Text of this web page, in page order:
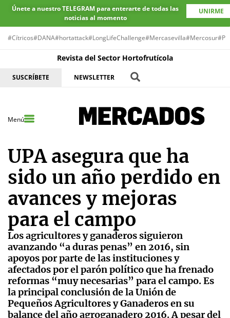
Únete a nuestro TELEGRAM para enterarte de todas las
noticias al momento
UNIRME
#Cítricos#DANA#hortattack#LongLifeChallenge#Mercasevilla#Mercosur
Revista del Sector Hortofrutícola
SUSCRÍBETE NEWSLETTER
Menú
UPA asegura que ha
sido un año perdido en
avances y mejoras
para el campo
Los agricultores y ganaderos siguieron
avanzando “a duras penas” en 2016, sin
apoyos por parte de las instituciones y
afectados por el parón político que ha frenado
reformas “muy necesarias” para el campo. Es
la principal conclusión de la Unión de
Pequeños Agricultores y Ganaderos en su
balance del año agroganadero 2016. A pesar del